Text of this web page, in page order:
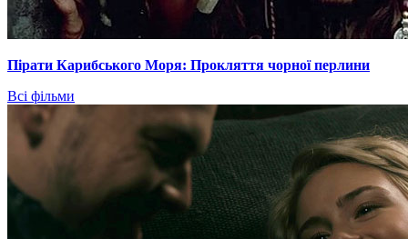
Пірати Карибського Моря: Прокляття чорної перлини
Всі фільми